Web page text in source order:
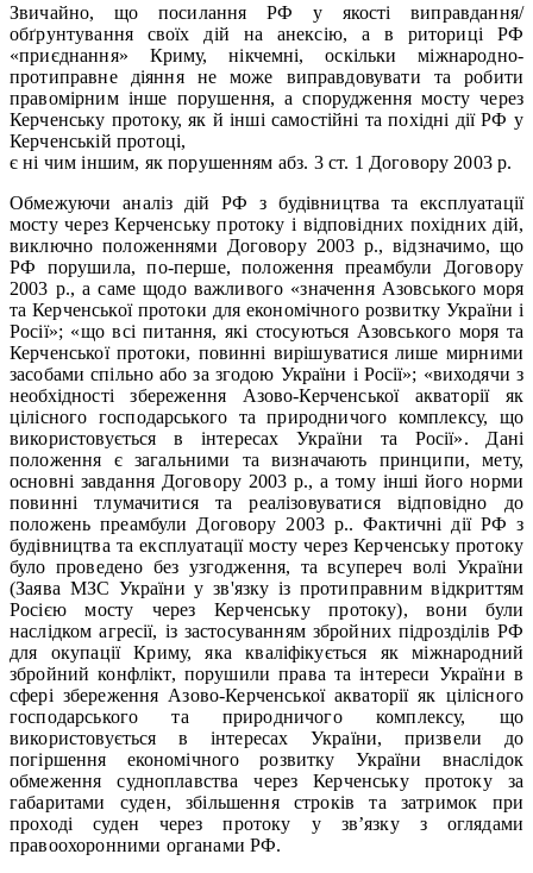
Звичайно, що посилання РФ у якості виправдання/
обґрунтування своїх дій на анексію, а в риториці РФ
«приєднання» Криму, нікчемні, оскільки міжнародно-
протиправне діяння не може виправдовувати та робити
правомірним інше порушення, а спорудження мосту через
Керченську протоку, як й інші самостійні та похідні дії РФ у
Керченській протоці,
є ні чим іншим, як порушенням абз. 3 ст. 1 Договору 2003 р.
Обмежуючи аналіз дій РФ з будівництва та експлуатації
мосту через Керченську протоку і відповідних похідних дій,
виключно положеннями Договору 2003 р., відзначимо, що
РФ порушила, по-перше, положення преамбули Договору
2003 р., а саме щодо важливого «значення Азовського моря
та Керченської протоки для економічного розвитку України і
Росії»; «що всі питання, які стосуються Азовського моря та
Керченської протоки, повинні вирішуватися лише мирними
засобами спільно або за згодою України і Росії»; «виходячи з
необхідності збереження Азово-Керченської акваторії як
цілісного господарського та природничого комплексу, що
використовується в інтересах України та Росії». Дані
положення є загальними та визначають принципи, мету,
основні завдання Договору 2003 р., а тому інші його норми
повинні тлумачитися та реалізовуватися відповідно до
положень преамбули Договору 2003 р.. Фактичні дії РФ з
будівництва та експлуатації мосту через Керченську протоку
було проведено без узгодження, та всупереч волі України
(Заява МЗС України у зв'язку із протиправним відкриттям
Росією мосту через Керченську протоку), вони були
наслідком агресії, із застосуванням збройних підрозділів РФ
для окупації Криму, яка кваліфікується як міжнародний
збройний конфлікт, порушили права та інтереси України в
сфері збереження Азово-Керченської акваторії як цілісного
господарського та природничого комплексу, що
використовується в інтересах України, призвели до
погіршення економічного розвитку України внаслідок
обмеження судноплавства через Керченську протоку за
габаритами суден, збільшення строків та затримок при
проході суден через протоку у зв’язку з оглядами
правоохоронними органами РФ.